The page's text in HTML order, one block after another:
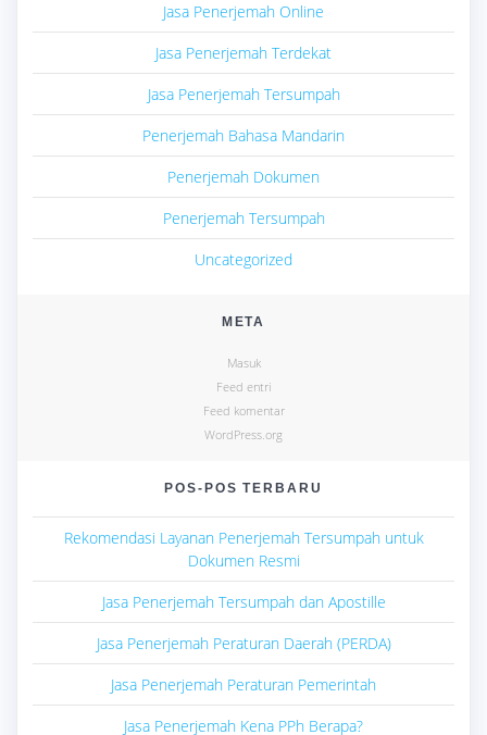
Jasa Penerjemah Online
Jasa Penerjemah Terdekat
Jasa Penerjemah Tersumpah
Penerjemah Bahasa Mandarin
Penerjemah Dokumen
Penerjemah Tersumpah
Uncategorized
META
Masuk
Feed entri
Feed komentar
WordPress.org
POS-POS TERBARU
Rekomendasi Layanan Penerjemah Tersumpah untuk
Dokumen Resmi
Jasa Penerjemah Tersumpah dan Apostille
Jasa Penerjemah Peraturan Daerah (PERDA)
Jasa Penerjemah Peraturan Pemerintah
Jasa Penerjemah Kena PPh Berapa?